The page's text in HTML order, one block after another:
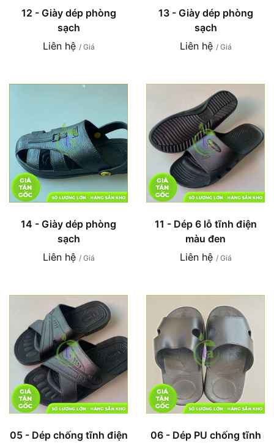
12 - Giày dép phòng
sạch
Liên hệ / Giá
13 - Giày dép phòng
sạch
Liên hệ / Giá
14 - Giày dép phòng
sạch
Liên hệ / Giá
11 - Dép 6 lỗ tĩnh điện
màu đen
Liên hệ / Giá
05 - Dép chống tĩnh điện
06 - Dép PU chống tĩnh